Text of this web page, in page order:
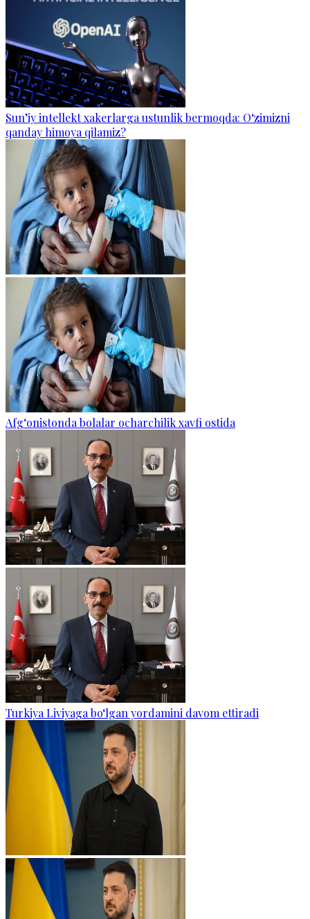
Sun’iy intellekt xakerlarga ustunlik bermoqda: O‘zimizni
qanday himoya qilamiz?
Afg‘onistonda bolalar ocharchilik xavfi ostida
Turkiya Liviyaga bo‘lgan yordamini davom ettiradi